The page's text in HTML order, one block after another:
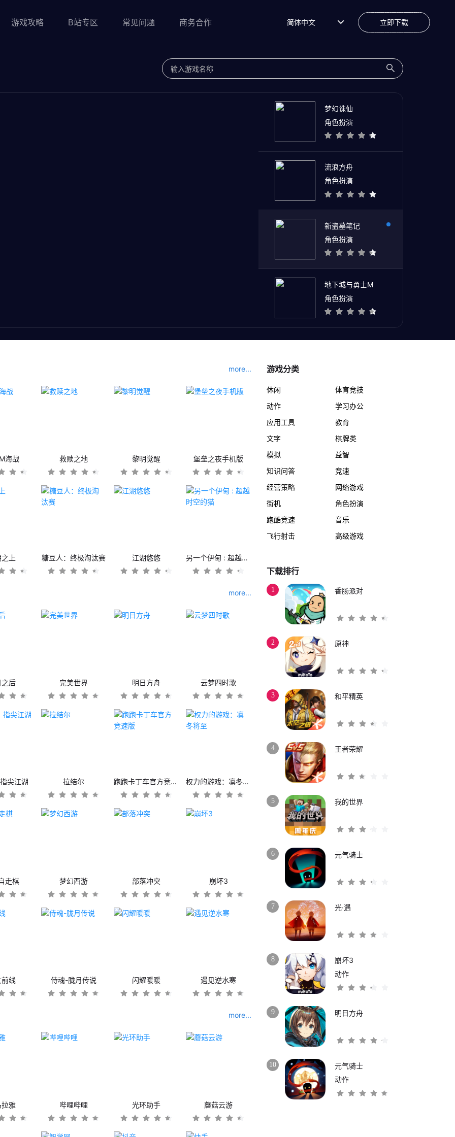
游戏攻略 B站专区 常见问题 商务合作 简体中文 立即下载
梦幻诛仙
角色扮演
流浪方舟
角色扮演
新盗墓笔记
角色扮演
地下城与勇士M
角色扮演
more...
海战 救赎之地 黎明觉醒 堡垒之夜手机版
上 糖豆人：终极淘汰赛 江湖悠悠 另一个伊甸 : 超越时空的猫
more...
后 完美世界 明日方舟 云梦四时歌
尖江湖 拉结尔 跑跑卡丁车官方竞速版 权力的游戏：凛冬将至
走棋 梦幻西游 部落冲突 崩坏3
线 侍魂-胧月传说 闪耀暖暖 遇见逆水寒
more...
雅 哔哩哔哩 光环助手 蘑菇云游
游戏分类
休闲
体育竞技
动作
学习办公
应用工具
教育
文字
棋牌类
模拟
益智
知识问答
竞速
经营策略
网络游戏
街机
角色扮演
跑酷竞速
音乐
飞行射击
高级游戏
下载排行
1 香肠派对
2 原神
3 和平精英
4 王者荣耀
5 我的世界
6 元气骑士
7 光·遇
8
崩坏3
动作
9 明日方舟
10
元气骑士
动作